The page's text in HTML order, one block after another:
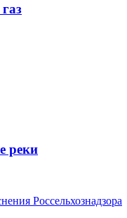
реки
Россельхознадзора